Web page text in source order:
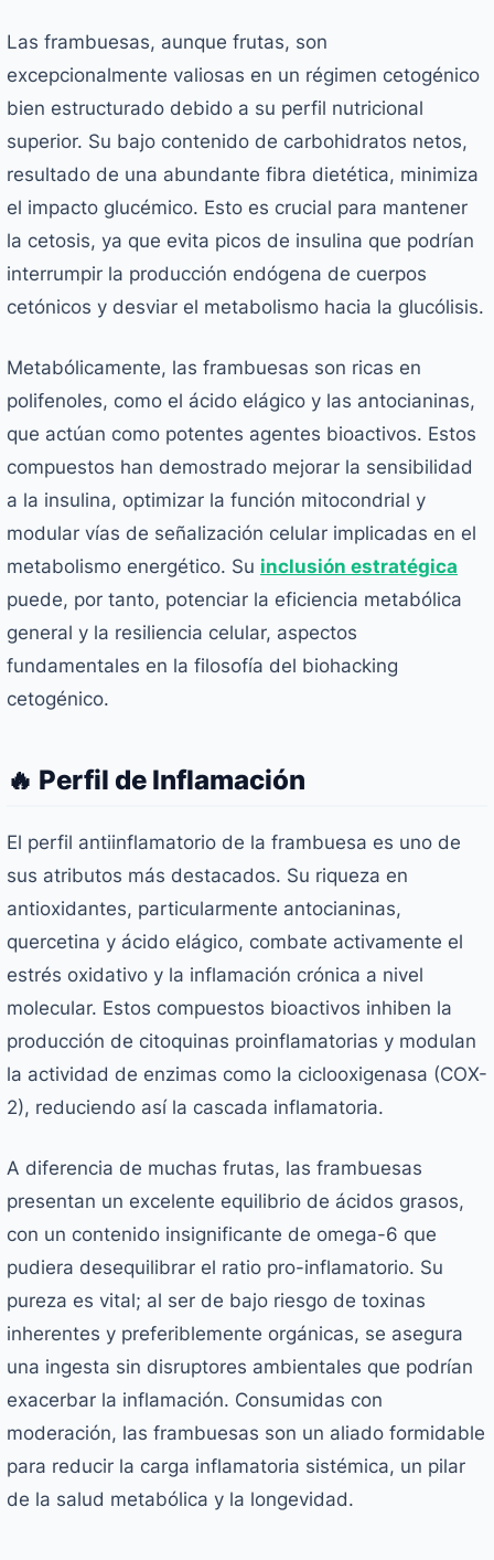
Las frambuesas, aunque frutas, son
excepcionalmente valiosas en un régimen cetogénico
bien estructurado debido a su perfil nutricional
superior. Su bajo contenido de carbohidratos netos,
resultado de una abundante fibra dietética, minimiza
el impacto glucémico. Esto es crucial para mantener
la cetosis, ya que evita picos de insulina que podrían
interrumpir la producción endógena de cuerpos
cetónicos y desviar el metabolismo hacia la glucólisis.
Metabólicamente, las frambuesas son ricas en
polifenoles, como el ácido elágico y las antocianinas,
que actúan como potentes agentes bioactivos. Estos
compuestos han demostrado mejorar la sensibilidad
a la insulina, optimizar la función mitocondrial y
modular vías de señalización celular implicadas en el
metabolismo energético. Su inclusión estratégica
puede, por tanto, potenciar la eficiencia metabólica
general y la resiliencia celular, aspectos
fundamentales en la filosofía del biohacking
cetogénico.
🔥 Perfil de Inflamación
El perfil antiinflamatorio de la frambuesa es uno de
sus atributos más destacados. Su riqueza en
antioxidantes, particularmente antocianinas,
quercetina y ácido elágico, combate activamente el
estrés oxidativo y la inflamación crónica a nivel
molecular. Estos compuestos bioactivos inhiben la
producción de citoquinas proinflamatorias y modulan
la actividad de enzimas como la ciclooxigenasa (COX-
2), reduciendo así la cascada inflamatoria.
A diferencia de muchas frutas, las frambuesas
presentan un excelente equilibrio de ácidos grasos,
con un contenido insignificante de omega-6 que
pudiera desequilibrar el ratio pro-inflamatorio. Su
pureza es vital; al ser de bajo riesgo de toxinas
inherentes y preferiblemente orgánicas, se asegura
una ingesta sin disruptores ambientales que podrían
exacerbar la inflamación. Consumidas con
moderación, las frambuesas son un aliado formidable
para reducir la carga inflamatoria sistémica, un pilar
de la salud metabólica y la longevidad.